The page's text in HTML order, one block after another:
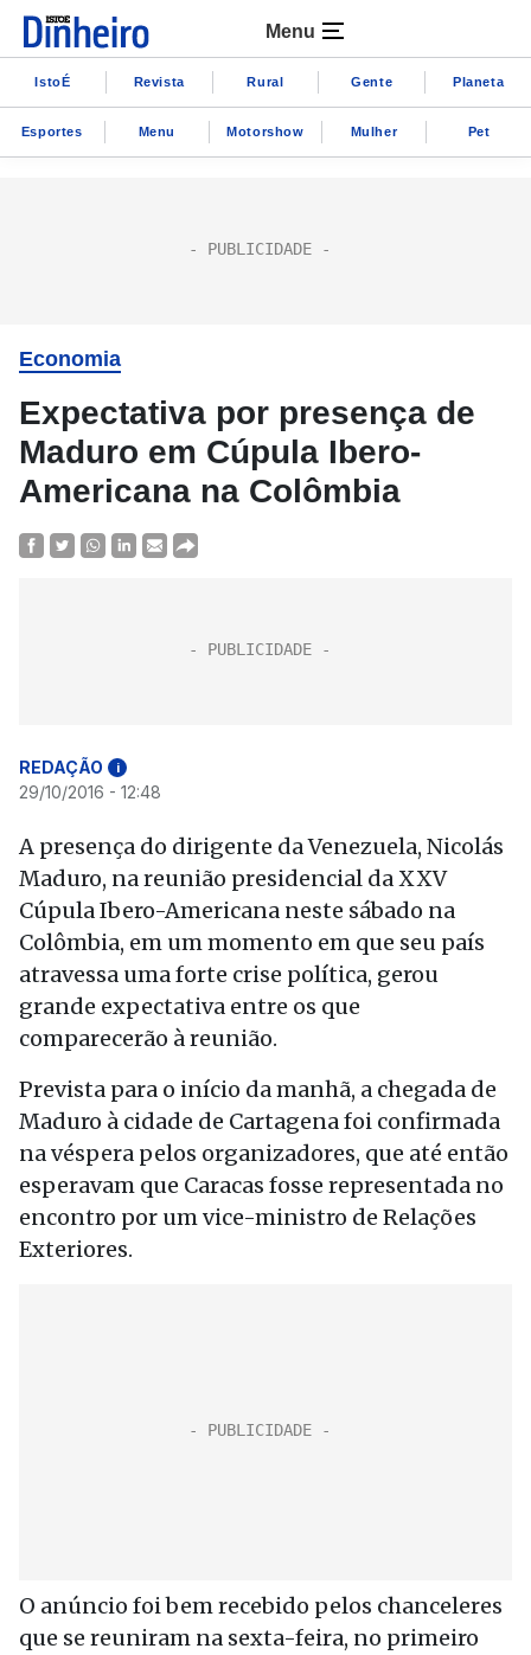
Menu
IstoÉ Revista Rural Gente Planeta
Esportes Menu Motorshow Mulher Pet
Economia
Expectativa por presença de
Maduro em Cúpula Ibero-
Americana na Colômbia
REDAÇÃO i
29/10/2016 - 12:48
A presença do dirigente da Venezuela, Nicolás
Maduro, na reunião presidencial da XXV
Cúpula Ibero-Americana neste sábado na
Colômbia, em um momento em que seu país
atravessa uma forte crise política, gerou
grande expectativa entre os que
comparecerão à reunião.
Prevista para o início da manhã, a chegada de
Maduro à cidade de Cartagena foi confirmada
na véspera pelos organizadores, que até então
esperavam que Caracas fosse representada no
encontro por um vice-ministro de Relações
Exteriores.
O anúncio foi bem recebido pelos chanceleres
que se reuniram na sexta-feira, no primeiro